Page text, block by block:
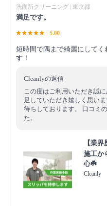
洗面所クリーニング | 東京都
満足です。
5.00
短時間で隅まで綺麗にして
す！
Cleanlyの返信
この度はご利用いただき誠
足していただき嬉しく思い
待ちしております。 口コミ
た。
【業
施工か
心☘️
Cleanly